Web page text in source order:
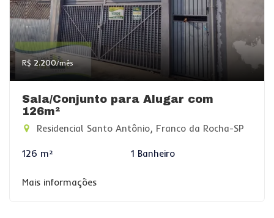
R$ 2.200/mês
Sala/Conjunto para Alugar com
126m²
Residencial Santo Antônio, Franco da Rocha-SP
126 m² 1 Banheiro
Mais informações